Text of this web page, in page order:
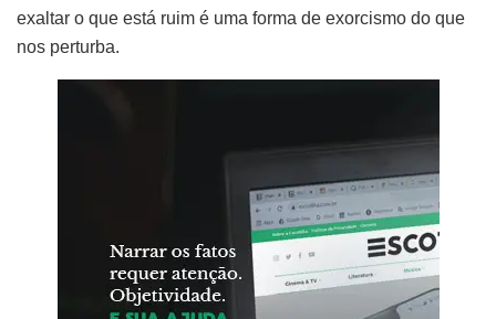
exaltar o que está ruim é uma forma de exorcismo do que
nos perturba.